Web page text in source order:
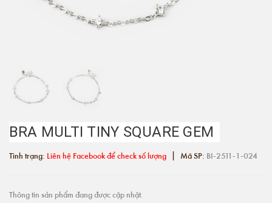
BRA MULTI TINY SQUARE GEM
Tình trạng: Liên hệ Facebook để check số lượng | Mã SP: BI-2511-1-024
Thông tin sản phẩm đang được cập nhật.